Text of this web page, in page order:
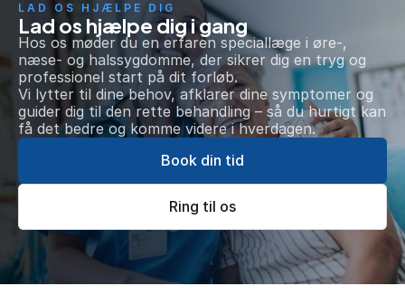
LAD OS HJÆLPE DIG
Lad os hjælpe dig i gang
Hos os møder du en erfaren speciallæge i øre-,
næse- og halssygdomme, der sikrer dig en tryg og
professionel start på dit forløb.
Vi lytter til dine behov, afklarer dine symptomer og
guider dig til den rette behandling – så du hurtigt kan
få det bedre og komme videre i hverdagen.
Book din tid
Ring til os